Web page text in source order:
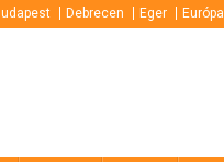
Debrecen Eger Európa